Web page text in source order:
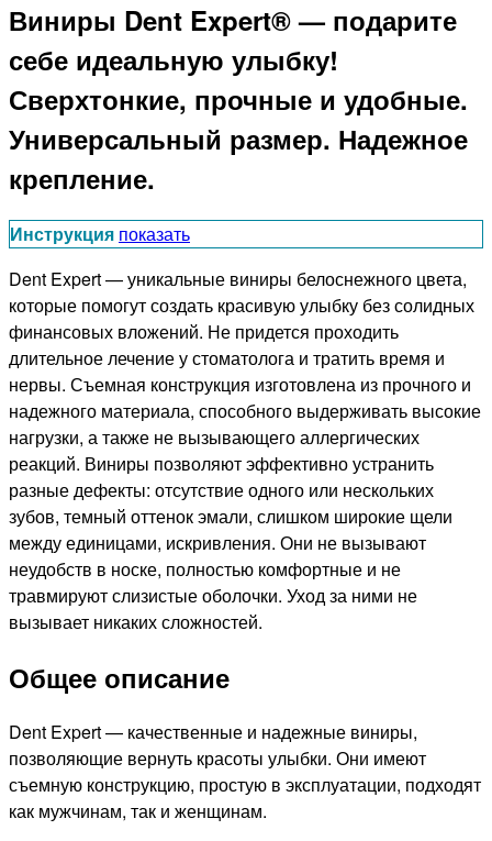
Виниры Dent Expert® — подарите
себе идеальную улыбку!
Сверхтонкие, прочные и удобные.
Универсальный размер. Надежное
крепление.
Инструкция показать
Dent Expert — уникальные виниры белоснежного цвета,
которые помогут создать красивую улыбку без солидных
финансовых вложений. Не придется проходить
длительное лечение у стоматолога и тратить время и
нервы. Съемная конструкция изготовлена из прочного и
надежного материала, способного выдерживать высокие
нагрузки, а также не вызывающего аллергических
реакций. Виниры позволяют эффективно устранить
разные дефекты: отсутствие одного или нескольких
зубов, темный оттенок эмали, слишком широкие щели
между единицами, искривления. Они не вызывают
неудобств в носке, полностью комфортные и не
травмируют слизистые оболочки. Уход за ними не
вызывает никаких сложностей.
Общее описание
Dent Expert — качественные и надежные виниры,
позволяющие вернуть красоты улыбки. Они имеют
съемную конструкцию, простую в эксплуатации, подходят
как мужчинам, так и женщинам.